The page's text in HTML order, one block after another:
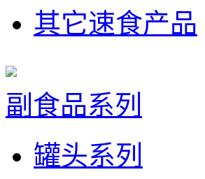
其它速食产品
副食品系列
罐头系列